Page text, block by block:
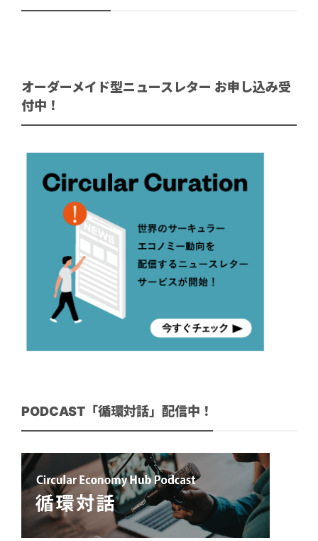
オーダーメイド型ニュースレター お申し込み受
付中！
PODCAST「循環対話」配信中！